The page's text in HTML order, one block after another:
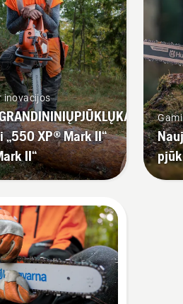
inovacijos
„550 XP® Mark II“
II“